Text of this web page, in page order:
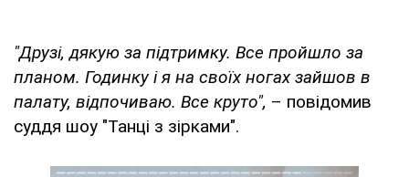
"Друзі, дякую за підтримку. Все пройшло за
планом. Годинку і я на своїх ногах зайшов в
палату, відпочиваю. Все круто", – повідомив
суддя шоу "Танці з зірками".